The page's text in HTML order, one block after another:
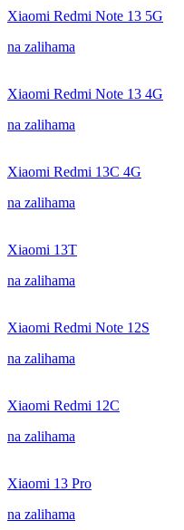
Xiaomi Redmi Note 13 5G
na zalihama
Xiaomi Redmi Note 13 4G
na zalihama
Xiaomi Redmi 13C 4G
na zalihama
Xiaomi 13T
na zalihama
Xiaomi Redmi Note 12S
na zalihama
Xiaomi Redmi 12C
na zalihama
Xiaomi 13 Pro
na zalihama